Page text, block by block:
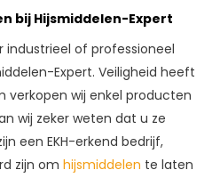
bij Hijsmiddelen-Expert
industrieel of professioneel
Expert. Veiligheid heeft
verkopen wij enkel producten
wij zeker weten dat u ze
een EKH-erkend bedrijf,
zijn omhijsmiddelen te laten